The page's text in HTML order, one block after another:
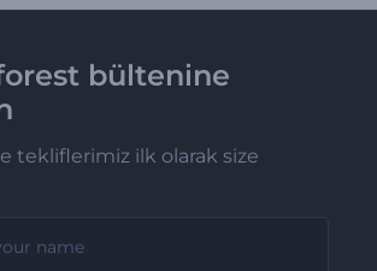
bültenine
tekliflerimiz ilk olarak size